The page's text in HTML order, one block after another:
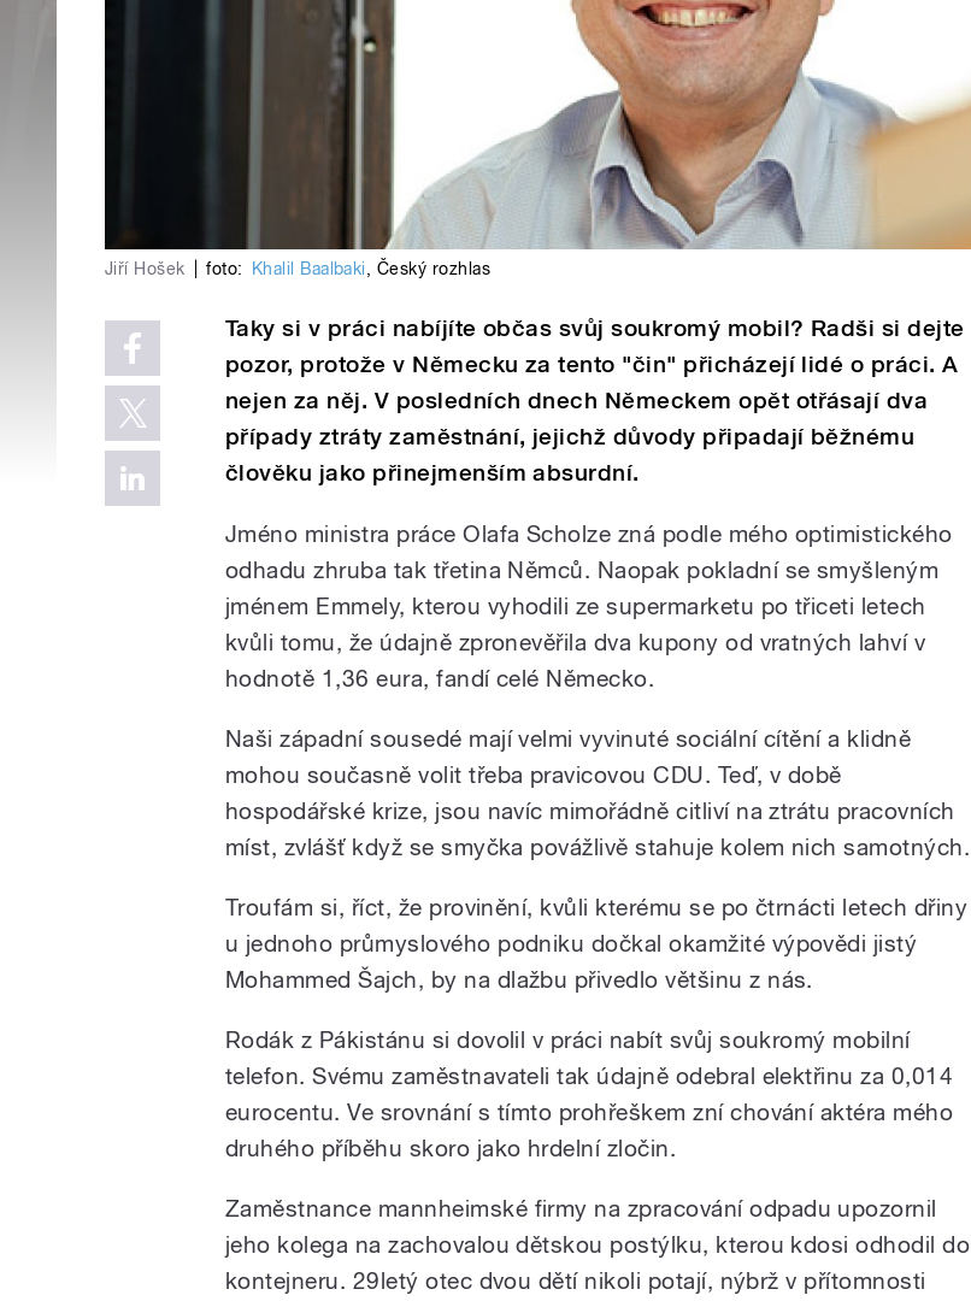
Jiří Hošek foto: Khalil Baalbaki, Český rozhlas
Taky si v práci nabíjíte občas svůj soukromý mobil? Radši si dejte
pozor, protože v Německu za tento "čin" přicházejí lidé o práci. A
nejen za něj. V posledních dnech Německem opět otřásají dva
případy ztráty zaměstnání, jejichž důvody připadají běžnému
člověku jako přinejmenším absurdní.
Jméno ministra práce Olafa Scholze zná podle mého optimistického
odhadu zhruba tak třetina Němců. Naopak pokladní se smyšleným
jménem Emmely, kterou vyhodili ze supermarketu po třiceti letech
kvůli tomu, že údajně zpronevěřila dva kupony od vratných lahví v
hodnotě 1,36 eura, fandí celé Německo.
Naši západní sousedé mají velmi vyvinuté sociální cítění a klidně
mohou současně volit třeba pravicovou CDU. Teď, v době
hospodářské krize, jsou navíc mimořádně citliví na ztrátu pracovních
míst, zvlášť když se smyčka povážlivě stahuje kolem nich samotných.
Troufám si, říct, že provinění, kvůli kterému se po čtrnácti letech dřiny
u jednoho průmyslového podniku dočkal okamžité výpovědi jistý
Mohammed Šajch, by na dlažbu přivedlo většinu z nás.
Rodák z Pákistánu si dovolil v práci nabít svůj soukromý mobilní
telefon. Svému zaměstnavateli tak údajně odebral elektřinu za 0,014
eurocentu. Ve srovnání s tímto prohřeškem zní chování aktéra mého
druhého příběhu skoro jako hrdelní zločin.
Zaměstnance mannheimské firmy na zpracování odpadu upozornil
jeho kolega na zachovalou dětskou postýlku, kterou kdosi odhodil do
kontejneru. 29letý otec dvou dětí nikoli potají, nýbrž v přítomnosti